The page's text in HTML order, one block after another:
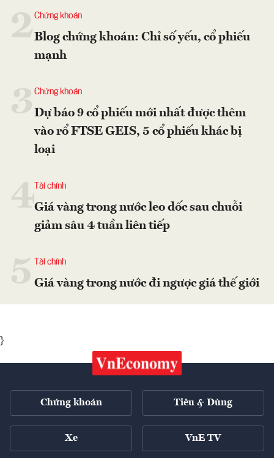
2Chứng khoán
Blog chứng khoán: Chỉ số yếu, cổ phiếu
mạnh
Chứng khoán
Dự báo 9 cổ phiếu mới nhất được thêm
vào rổ FTSE GEIS, 5 cổ phiếu khác bị
loại
4 Tài chính
Giá vàng trong nước leo dốc sau chuỗi
giảm sâu 4 tuần liên tiếp
Tài chính
Giá vàng trong nước đi ngược giá thế giới
}
Chứng khoán Tiêu & Dùng
Xe VnE TV